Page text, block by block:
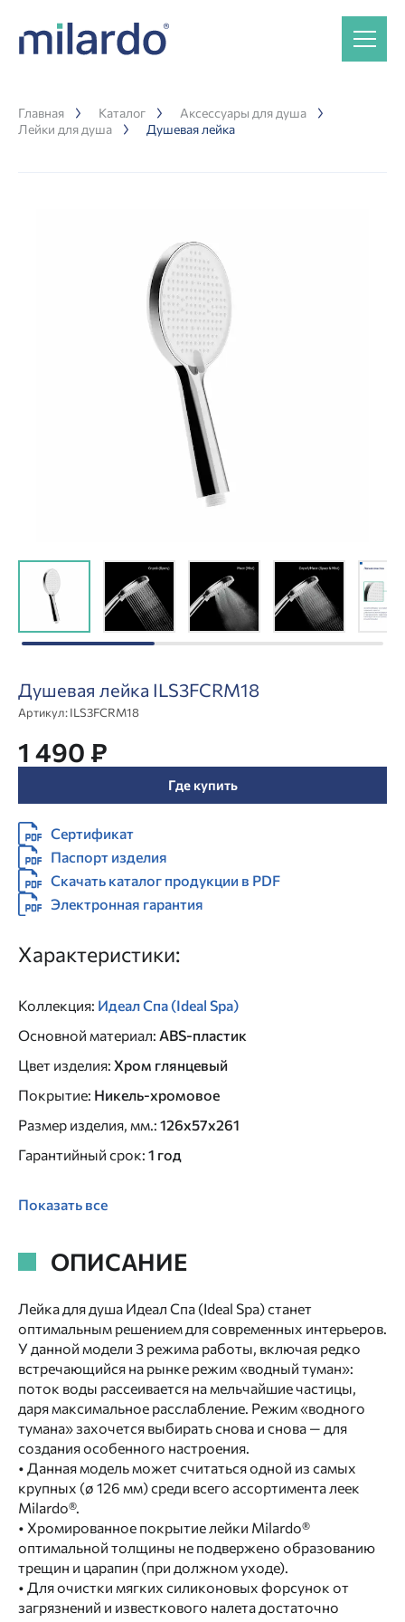
Главная Каталог
Аксессуары для душа
Лейки для душа
Душевая лейка
Душевая лейка ILS3FCRM18
Артикул:ILS3FCRM18
1 490 ₽
Где купить
Сертификат
Паспорт изделия
Скачать каталог продукции в PDF
Электронная гарантия
Характеристики:
Коллекция: Идеал Спа (Ideal Spa)
Основной материал: ABS-пластик
Цвет изделия: Хром глянцевый
Покрытие: Никель-хромовое
Размер изделия, мм.: 126х57х261
Гарантийный срок: 1 год
Показать все
ОПИСАНИЕ
Лейка для душа Идеал Спа (Ideal Spa) станет
оптимальным решением для современных интерьеров.
У данной модели 3 режима работы, включая редко
встречающийся на рынке режим «водный туман»:
поток воды рассеивается на мельчайшие частицы,
даря максимальное расслабление. Режим «водного
тумана» захочется выбирать снова и снова — для
создания особенного настроения.
• Данная модель может считаться одной из самых
крупных (ø 126 мм) среди всего ассортимента леек
Milardo®.
• Хромированное покрытие лейки Milardo®
оптимальной толщины не подвержено образованию
трещин и царапин (при должном уходе).
• Для очистки мягких силиконовых форсунок от
загрязнений и известкового налета достаточно